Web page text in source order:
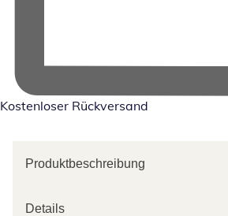
Kostenloser Rückversand
Produktbeschreibung
Details